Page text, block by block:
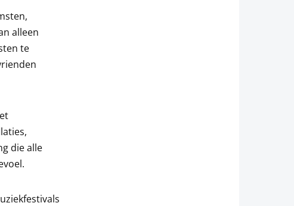
alleen
te
die alle